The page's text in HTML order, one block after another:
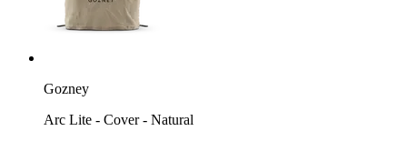
Gozney
Arc Lite - Cover - Natural